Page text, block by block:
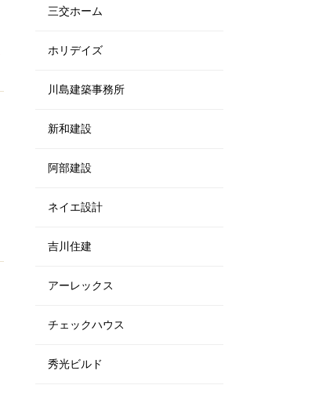
三交ホーム
ホリデイズ
川島建築事務所
新和建設
阿部建設
ネイエ設計
吉川住建
アーレックス
チェックハウス
秀光ビルド